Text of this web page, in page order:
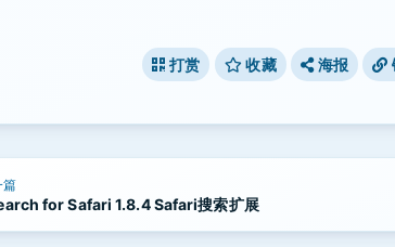
打赏 收藏 海报
篇
for Safari 1.8.4 Safari搜索扩展